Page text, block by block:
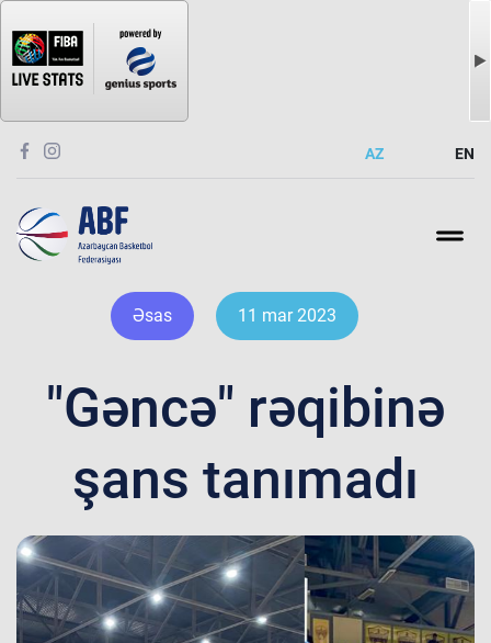
AZ EN
Əsas 11 mar 2023
"Gəncə" rəqibinə
şans tanımadı